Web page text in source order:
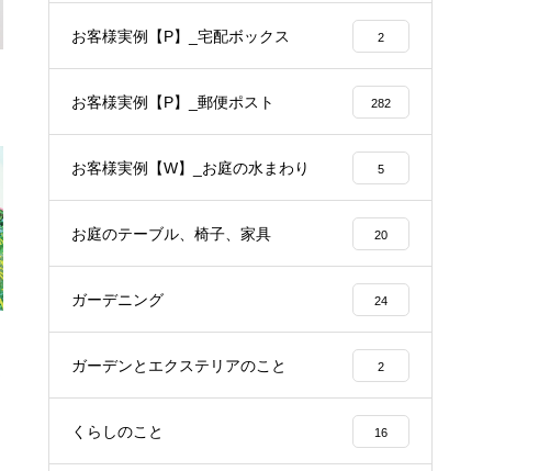
お客様実例【P】_宅配ボックス 2
お客様実例【P】_郵便ポスト 282
お客様実例【W】_お庭の水まわり 5
お庭のテーブル、椅子、家具 20
ガーデニング 24
ガーデンとエクステリアのこと 2
くらしのこと 16